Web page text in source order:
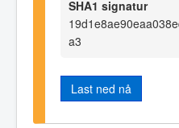
SHA1 signatur
a3
Last ned nå